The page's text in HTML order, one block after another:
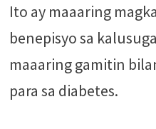
Ito ay maaaring
benepisyo sa
maaaring gamitin
para sa diabetes.